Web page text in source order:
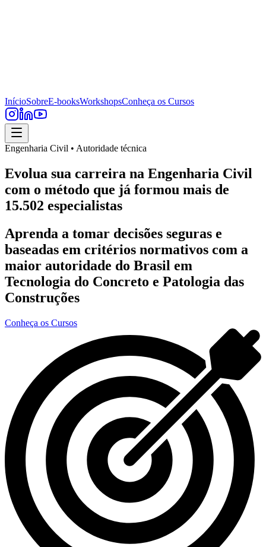
InícioSobreE-booksWorkshopsConheça os Cursos
Engenharia Civil • Autoridade técnica
Evolua sua carreira na Engenharia Civil
com o método que já formou mais de
15.502 especialistas
Aprenda a tomar decisões seguras e
baseadas em critérios normativos com a
maior autoridade do Brasil em
Tecnologia do Concreto e Patologia das
Construções
Conheça os Cursos